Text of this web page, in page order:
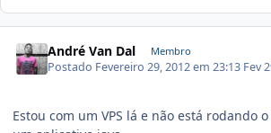
André Van Dal Membro
Postado Fevereiro 29, 2012 em 23:13 Fev
Estou com um VPS lá e não está rodando